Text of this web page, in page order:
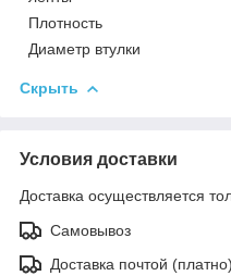
Плотность
Диаметр втулки
Скрыть
Условия доставки
Доставка осуществляется
Самовывоз
Доставка почтой (платно)